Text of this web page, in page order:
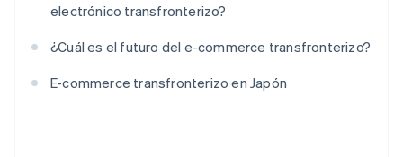
electrónico transfronterizo?
¿Cuál es el futuro del e-commerce transfronterizo?
E-commerce transfronterizo en Japón